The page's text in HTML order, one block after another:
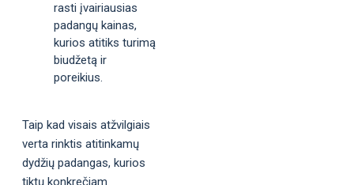
rasti įvairiausias
padangų kainas,
kurios atitiks turimą
biudžetą ir
poreikius.
Taip kad visais atžvilgiais
verta rinktis atitinkamų
dydžių padangas, kurios
tiktų konkrečiam